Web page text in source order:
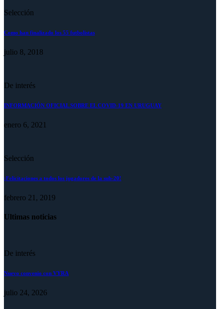
Selección
Como han finalizado los 55 futbolistas
julio 8, 2018
De interés
INFORMACIÓN OFICIAL SOBRE EL COVID-19 EN URUGUAY
enero 6, 2021
Selección
¡Felicitaciones a todos los jugadores de la sub-20!
febrero 21, 2019
Ultimas noticias
De interés
Nuevo convenio con VYRA
julio 24, 2026